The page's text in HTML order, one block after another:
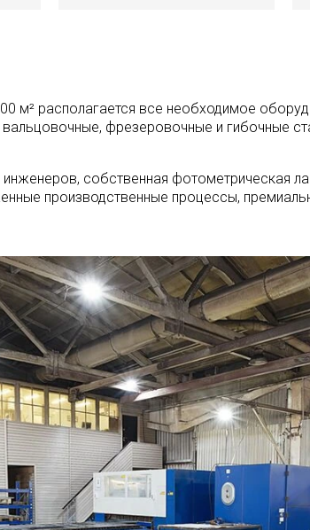
располагается все необходимое
фрезеровочные и гибочные
собственная фотометрическая
производственные процессы,